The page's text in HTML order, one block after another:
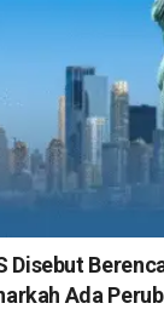
Disebut
Ada